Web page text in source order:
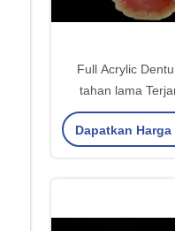
Full Acrylic
tahan lama
Disesuaikan
Gigi
Dapatkan Harga